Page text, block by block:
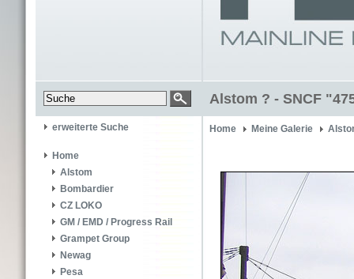
Alstom ? - SNCF
erweiterte Suche
Home
Alstom
Bombardier
CZ LOKO
GM / EMD / Progress Rail
Grampet Group
Newag
Pesa
Home Meine Galerie